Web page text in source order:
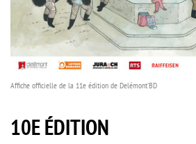
Affiche officielle de la 11e édition de Delémont'BD
10E ÉDITION